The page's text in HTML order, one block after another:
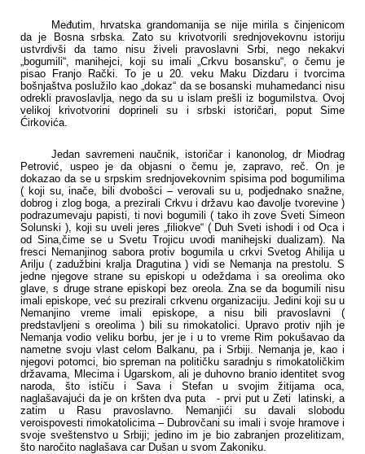
Međutim, hrvatska grandomanija se nije mirila s činjenicom
da je Bosna srbska. Zato su krivotvorili srednjovekovnu istoriju
ustvrdivši da tamo nisu živeli pravoslavni Srbi, nego nekakvi
„bogumili“, manihejci, koji su imali „Crkvu bosansku“, o čemu je
pisao Franjo Rački. To je u 20. veku Maku Dizdaru i tvorcima
bošnjaštva poslužilo kao „dokaz“ da se bosanski muhamedanci nisu
odrekli pravoslavlja, nego da su u islam prešli iz bogumilstva. Ovoj
velikoj krivotvorini doprineli su i srbski istoričari, poput Sime
Ćirkovića.
Jedan savremeni naučnik, istoričar i kanonolog, dr Miodrag
Petrović, uspeo je da objasni o čemu je, zapravo, reč. On je
dokazao da seu srpskim srednjovekovnim spisima pod bogumilima
( koji su, inače, bili dvobošci – verovali su u, podjednako snažne,
dobrog i zlog boga, a prezirali Crkvu i državu kao đavolje tvorevine )
podrazumevaju papisti, ti novi bogumili ( tako ih zove Sveti Simeon
Solunski ), koji su uveli jeres „filiokve“ ( Duh Sveti ishodi i od Oca i
od Sina,čime se u Svetu Trojicu uvodi manihejski dualizam). Na
fresci Nemanjinog sabora protiv bogumila u crkvi Svetog Ahilija u
Arilju ( zadužbini kralja Dragutina ) vidi se Nemanja na prestolu. S
jedne njegove strane su episkopi u odeždama i sa oreolima oko
glave, s druge strane episkopi bez oreola. Zna se da bogumili nisu
imali episkope, već su prezirali crkvenu organizaciju. Jedini koji su u
Nemanjino vreme imali episkope, a nisu bili pravoslavni (
predstavljeni s oreolima ) bili su rimokatolici. Upravo protiv njih je
Nemanja vodio veliku borbu, jer je i u to vreme Rim pokušavao da
nametne svoju vlast celom Balkanu, pa i Srbiji. Nemanja je, kao i
njegovi potomci, bio spreman na političku saradnju s rimokatoličkim
državama, Mlecima i Ugarskom, ali je duhovno branio identitet svog
naroda, što ističu i Sava i Stefan u svojim žitijama oca,
naglašavajući da je on kršten dva puta
- prvi put u Zeti
latinski, a
zatim u Rasu pravoslavno. Nemanjići su davali slobodu
veroispovesti rimokatolicima – Dubrovčani su imali i svoje hramove i
svoje sveštenstvo u Srbiji; jedino im je bio zabranjen prozelitizam,
što naročito naglašava car Dušan u svom Zakoniku.